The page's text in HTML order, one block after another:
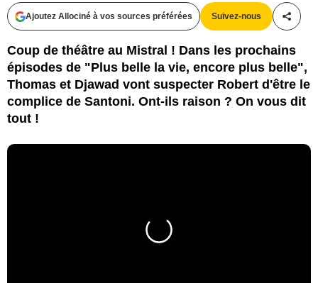
Ajoutez Allociné à vos sources préférées Suivez-nous
Coup de théâtre au Mistral ! Dans les prochains
épisodes de "Plus belle la vie, encore plus belle",
Thomas et Djawad vont suspecter Robert d'être le
complice de Santoni. Ont-ils raison ? On vous dit
tout !